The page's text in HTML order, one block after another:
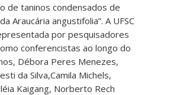
de taninos condensados de
Araucária angustifolia”. A UFSC
por pesquisadores
conferencistas ao longo do
Débora Peres Menezes,
da Silva,Camila Michels,
Kaigang, Norberto Rech